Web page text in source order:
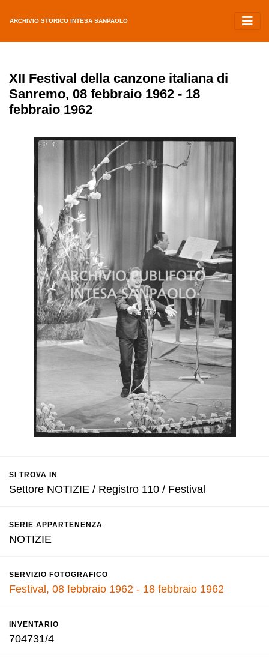
ARCHIVIO STORICO INTESA SANPAOLO
XII Festival della canzone italiana di
Sanremo, 08 febbraio 1962 - 18
febbraio 1962
SI TROVA IN
Settore NOTIZIE / Registro 110 / Festival
SERIE APPARTENENZA
NOTIZIE
SERVIZIO FOTOGRAFICO
Festival, 08 febbraio 1962 - 18 febbraio 1962
INVENTARIO
704731/4